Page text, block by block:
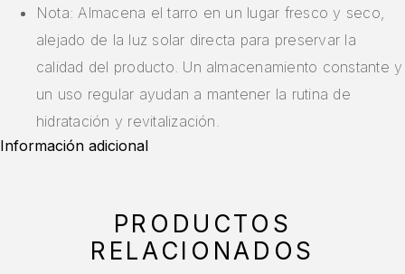
Nota: Almacena el tarro en un lugar fresco y seco,
alejado de la luz solar directa para preservar la
calidad del producto. Un almacenamiento constante y
un uso regular ayudan a mantener la rutina de
hidratación y revitalización.
Información adicional
PRODUCTOS
RELACIONADOS